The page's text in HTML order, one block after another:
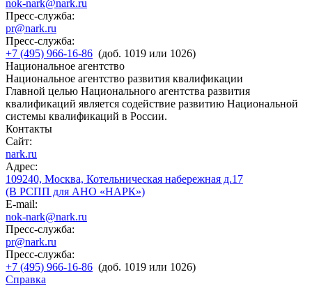
nok-nark@nark.ru
Пресс-служба:
pr@nark.ru
Пресс-служба:
+7 (495) 966-16-86 (доб. 1019 или 1026)
Национальное агентство
Национальное агентство развития квалификации
Главной целью Национального агентства развития
квалификаций является содействие развитию Национальной
системы квалификаций в России.
Контакты
Сайт:
nark.ru
Адрес:
109240, Москва, Котельническая набережная д.17
(В РСПП для АНО «НАРК»)
E-mail:
nok-nark@nark.ru
Пресс-служба:
pr@nark.ru
Пресс-служба:
+7 (495) 966-16-86 (доб. 1019 или 1026)
Справка